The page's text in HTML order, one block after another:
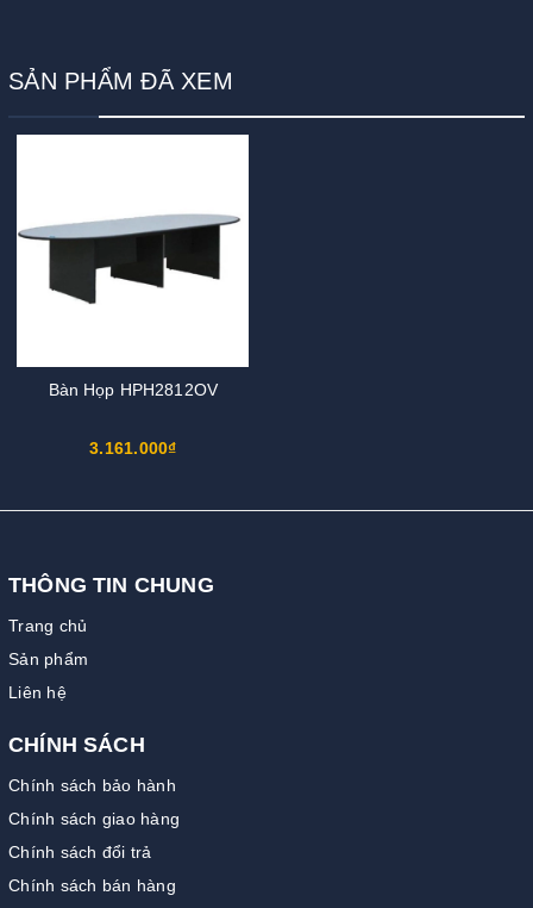
SẢN PHẨM ĐÃ XEM
Bàn Họp HPH2812OV
3.161.000₫
THÔNG TIN CHUNG
Trang chủ
Sản phẩm
Liên hệ
CHÍNH SÁCH
Chính sách bảo hành
Chính sách giao hàng
Chính sách đổi trả
Chính sách bán hàng